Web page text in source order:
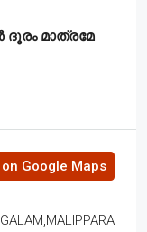
ദൂരം മാത്രമേ
Google Maps